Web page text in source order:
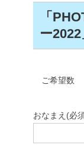
「
ー
ご希望数
おなまえ(必